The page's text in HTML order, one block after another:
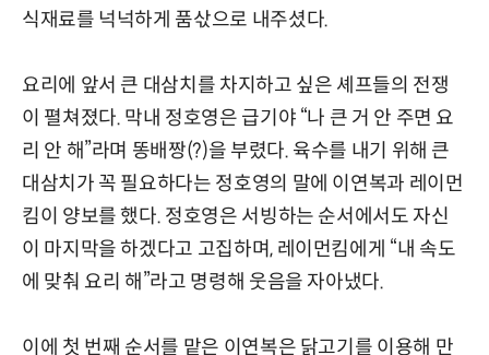
식재료를 넉넉하게 품삯으로 내주셨다.
요리에 앞서 큰 대삼치를 차지하고 싶은 셰프들의 전쟁
이 펼쳐졌다. 막내 정호영은 급기야 “나 큰 거 안 주면 요
리 안 해”라며 똥배짱(?)을 부렸다. 육수를 내기 위해 큰
대삼치가 꼭 필요하다는 정호영의 말에 이연복과 레이먼
킴이 양보를 했다. 정호영은 서빙하는 순서에서도 자신
이 마지막을 하겠다고 고집하며, 레이먼킴에게 “내 속도
에 맞춰 요리 해”라고 명령해 웃음을 자아냈다.
이에 첫 번째 순서를 맡은 이연복은 닭고기를 이용해 만